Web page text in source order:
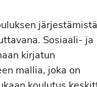
järjestämistä
Sosiaali- ja
kirjatun
mallia, joka on